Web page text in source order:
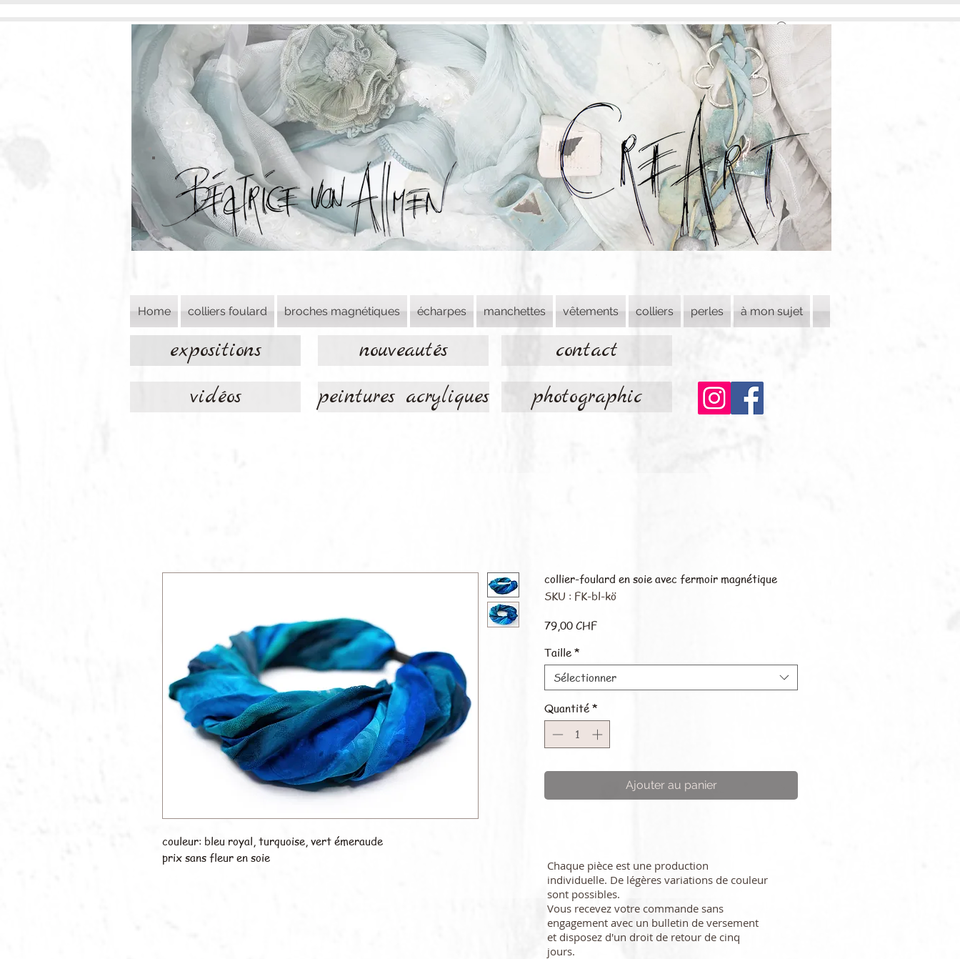
Home colliers foulard broches magnétiques écharpes manchettes vêtements colliers perles à mon sujet
expositions nouveautés
contact
vidéos
peintures acryliques photographic
couleur: bleu royal, turquoise, vert émeraude
prix sans fleur en soie
collier-foulard en soie avec fermoir magnétique
SKU : FK-bl-kö
79,00 CHFPrix
Taille *
Sélectionner
Quantité *
Ajouter au panier
Chaque pièce est une production
individuelle. De légères variations de couleur
sont possibles.
Vous recevez votre commande sans
engagement avec un bulletin de versement
et disposez d'un droit de retour de cinq
jours.